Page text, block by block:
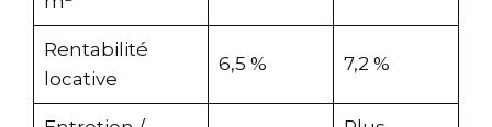
Rentabilité
locative
6,5 % 7,2 %